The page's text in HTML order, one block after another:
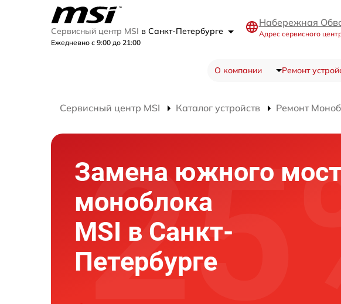
Сервисный центр MSI в Санкт-Петербурге
Ежедневно с 9:00 до 21:00
Набережная
Адрес сервисного
О компании Ремонт
Сервисный центр MSI Каталог устройств Ремонт
Замена южного
моноблока
MSI в Санкт-
Петербурге